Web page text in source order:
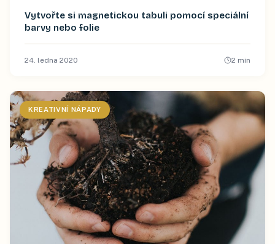
Vytvořte si magnetickou tabuli pomocí speciální
barvy nebo folie
24. ledna 2020 2 min
KREATIVNÍ NÁPADY